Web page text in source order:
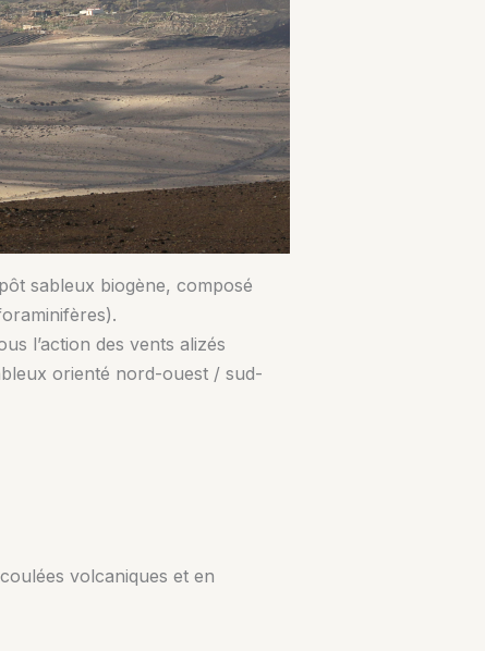
sableux biogène, composé
l’action des vents alizés
orienté nord-ouest / sud-
volcaniques et en